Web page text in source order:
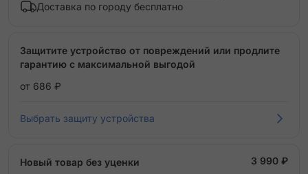
Доставка по городу бесплатно
Защитите устройство от повреждений или продлите
гарантию с максимальной выгодой
от 686 ₽
Выбрать защиту устройства
Новый товар без уценки 3 990 ₽